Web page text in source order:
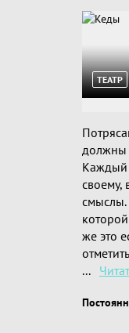
ТЕАТР
должны
Каждый
своему,
смыслы.
же это
...